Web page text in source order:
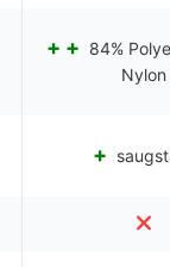
84%
Nylon